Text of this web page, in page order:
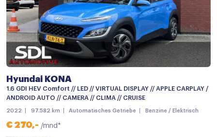
Android auto
Apple carplay
Audio installatie premium
Bluetooth telefoonvoorbereiding
KRELL Audio
Multimedia-voorbereiding
Multimedia systeem
Navigatie
Hyundai KONA
1.6 GDI HEV Comfort // LED // VIRTUAL DISPLAY // APPLE CARPLAY /
ANDROID AUTO // CAMERA // CLIMA // CRUISE
2022 97.582 km Automatisches Getriebe Benzine / Elektrisch
€ 270,- /mnd*